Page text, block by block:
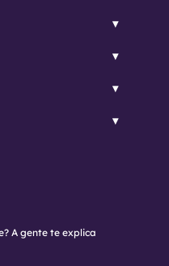
A gente te explica